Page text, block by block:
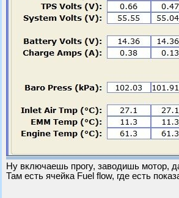
Ну включаешь прогу, заводишь мотор,
Там есть ячейка Fuel flow, где есть